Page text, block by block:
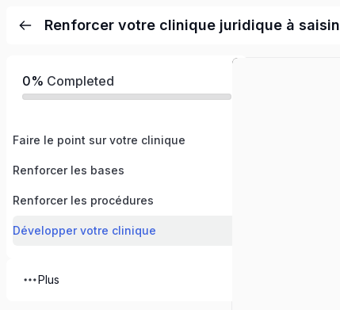
Renforcer votre clinique juridique à
0% Completed
Faire le point sur votre clinique
Renforcer les bases
Renforcer les procédures
Développer votre clinique
Plus